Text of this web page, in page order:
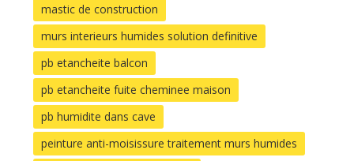
mastic de construction
murs interieurs humides solution definitive
pb etancheite balcon
pb etancheite fuite cheminee maison
pb humidite dans cave
peinture anti-moisissure traitement murs humides